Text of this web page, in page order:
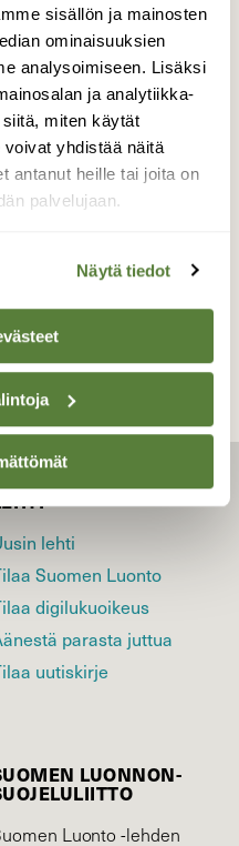
sisällön ja mainosten
ominaisuuksien
analysoimiseen. Lisäksi
ja analytiikka-
miten käytät
yhdistää näitä
antanut heille tai joita on
palvelujaan.
Näytä tiedot
marjat alkavat jo
kunnes muuttuvat
Kurjenrahkan
17.6.2021
lehti
Suomen Luonto
digilukuoikeus
parasta juttua
uutiskirje
LUONNON­
Luonto -lehden